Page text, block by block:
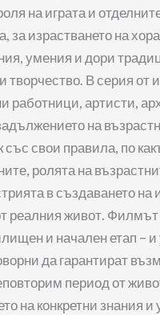
на играта и
за израстването на
умения и дори
творчество. В серия от
работници, артисти,
на
свои правила, по
ролята на
в създаването на
реалния живот.
и начален етап –
да гарантират
период от
на конкретни знания